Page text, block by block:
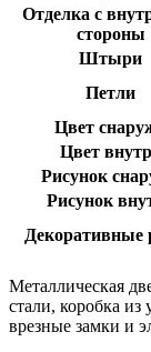
Отделка с
стороны
Штыри
Петли
Цвет
Цвет
Рисунок
Рисунок
Декоративные
Металлическая
стали, коробка
врезные замки и